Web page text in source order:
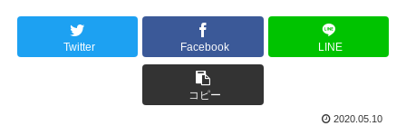
Twitter Facebook LINE
コピー
2020.05.10